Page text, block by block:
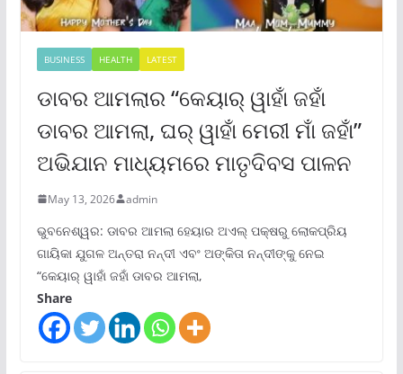
BUSINESS HEALTH LATEST
ଡାବର ଆମଲାର “କେୟାର୍ ୱାହାଁ ଜହାଁ
ଡାବର ଆମଲା, ଘର୍ ୱାହାଁ ମେରୀ ମାଁ ଜହାଁ”
ଅଭିଯାନ ମାଧ୍ୟମରେ ମାତୃଦିବସ ପାଳନ
May 13, 2026 admin
ଭୁବନେଶ୍ୱର: ଡାବର ଆମଲା ହେୟାର ଅଏଲ୍ ପକ୍ଷରୁ ଲୋକପ୍ରିୟ
ଗାୟିକା ଯୁଗଳ ଅନ୍ତରା ନନ୍ଦୀ ଏବଂ ଅଙ୍କିତା ନନ୍ଦୀଙ୍କୁ ନେଇ
“କେୟାର୍ ୱାହାଁ ଜହାଁ ଡାବର ଆମଲା,
Share